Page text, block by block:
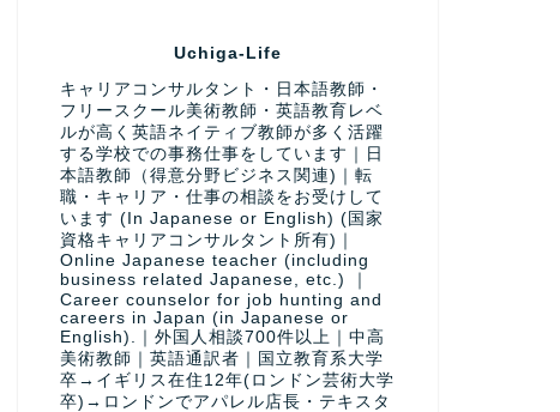
Uchiga-Life
キャリアコンサルタント・日本語教師・
フリースクール美術教師・英語教育レベ
ルが高く英語ネイティブ教師が多く活躍
する学校での事務仕事をしています｜日
本語教師（得意分野ビジネス関連)｜転
職・キャリア・仕事の相談をお受けして
います (In Japanese or English) (国家
資格キャリアコンサルタント所有)｜
Online Japanese teacher (including
business related Japanese, etc.) ｜
Career counselor for job hunting and
careers in Japan (in Japanese or
English).｜外国人相談700件以上｜中高
美術教師｜英語通訳者｜国立教育系大学
卒→イギリス在住12年(ロンドン芸術大学
卒)→ロンドンでアパレル店長・テキスタ